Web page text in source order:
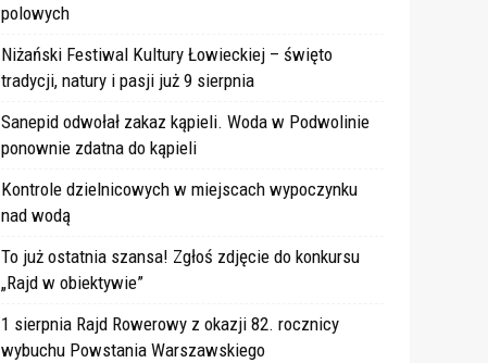
polowych
Niżański Festiwal Kultury Łowieckiej – święto
tradycji, natury i pasji już 9 sierpnia
Sanepid odwołał zakaz kąpieli. Woda w Podwolinie
ponownie zdatna do kąpieli
Kontrole dzielnicowych w miejscach wypoczynku
nad wodą
To już ostatnia szansa! Zgłoś zdjęcie do konkursu
„Rajd w obiektywie”
1 sierpnia Rajd Rowerowy z okazji 82. rocznicy
wybuchu Powstania Warszawskiego